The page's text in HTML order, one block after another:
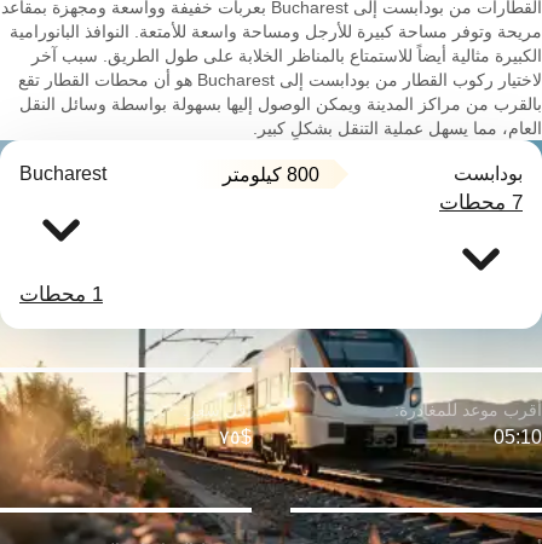
القطارات من بودابست إلى Bucharest بعربات خفيفة وواسعة ومجهزة بمقاعد
مريحة وتوفر مساحة كبيرة للأرجل ومساحة واسعة للأمتعة. النوافذ البانورامية
الكبيرة مثالية أيضاً للاستمتاع بالمناظر الخلابة على طول الطريق. سبب آخر
لاختيار ركوب القطار من بودابست إلى Bucharest هو أن محطات القطار تقع
بالقرب من مراكز المدينة ويمكن الوصول إليها بسهولة بواسطة وسائل النقل
العام، مما يسهل عملية التنقل بشكلٍ كبير.
بودابست 800 كيلومتر Bucharest
7 محطات
1 محطات
05:10 $٧٥